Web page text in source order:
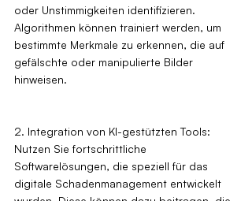
oder Unstimmigkeiten identifizieren.
Algorithmen können trainiert werden, um
bestimmte Merkmale zu erkennen, die auf
gefälschte oder manipulierte Bilder
hinweisen.
2. Integration von KI-gestützten Tools:
Nutzen Sie fortschrittliche
Softwarelösungen, die speziell für das
digitale Schadenmanagement entwickelt